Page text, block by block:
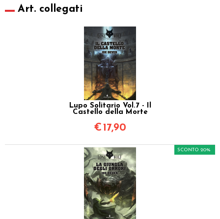
Art. collegati
Lupo Solitario Vol.7 - Il
Castello della Morte
€ 17,90
SCONTO 20%